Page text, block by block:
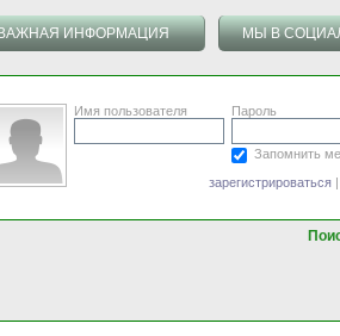
ИНФОРМАЦИЯ МЫ В
Имя пользователя Пароль
Запомнить
зарегистрироваться |